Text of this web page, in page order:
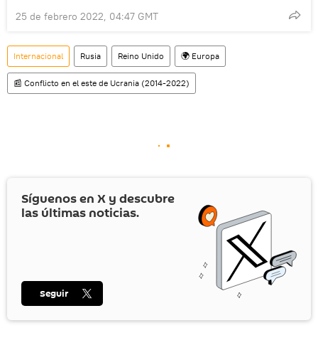
25 de febrero 2022, 04:47 GMT
Internacional Rusia Reino Unido 🌍 Europa
📰 Conflicto en el este de Ucrania (2014-2022)
Síguenos en X y descubre
las últimas noticias.
Seguir